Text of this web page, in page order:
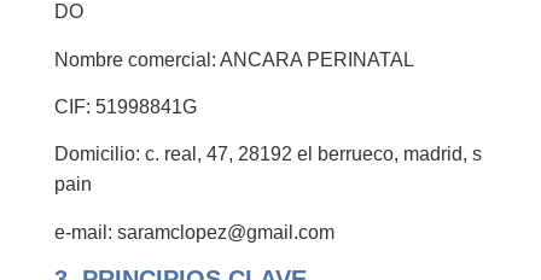
DO
Nombre comercial: ANCARA PERINATAL
CIF: 51998841G
Domicilio: c. real, 47, 28192 el berrueco, madrid, s
pain
e-mail: saramclopez@gmail.com